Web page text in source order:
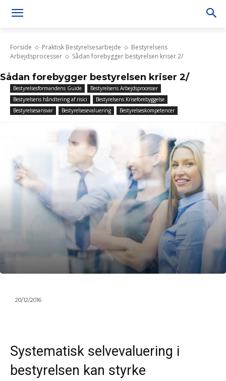
Forside Praktisk Bestyrelsesarbejde
Bestyrelsens
Arbejdsprocesser
Sådan forebygger bestyrelsen kriser 2/
Sådan forebygger bestyrelsen kriser 2/
Bestyrelsesformandens Guide
Bestyrelsens Arbejdsprocesser
Bestyrelsens håndtering af risici
Bestyrelsens Kriseforebyggelse
Bestyrelsesansvar
Bestyrelsesevaluering Bestyrelseskompetencer
20/12/2016
Systematisk selvevaluering i
bestyrelsen kan styrke